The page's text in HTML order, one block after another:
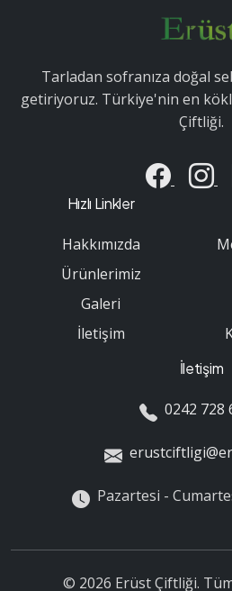
Tarladan sofranıza doğal
getiriyoruz. Türkiye'nin en
Çiftliği.
Hızlı Linkler
Hakkımızda
Ürünlerimiz
Galeri
İletişim
İletişim
0242 728
Pazartesi -
© 2026 Erüst Çiftliği. Tüm